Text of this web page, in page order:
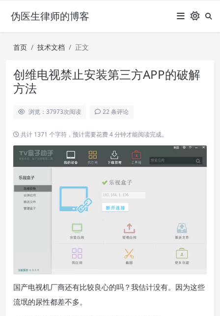
伪医生律师的博客
首页 技术文档 正文
创维电视禁止安装第三方APP的破解
方法
浏览：37973次阅读 22 条评论
共计 1371 个字符，预计需要花费 4 分钟才能阅读完成。
国产电视机厂商还有比较良心的吗？我估计没有。因为这些
流氓的尿性都差不多。